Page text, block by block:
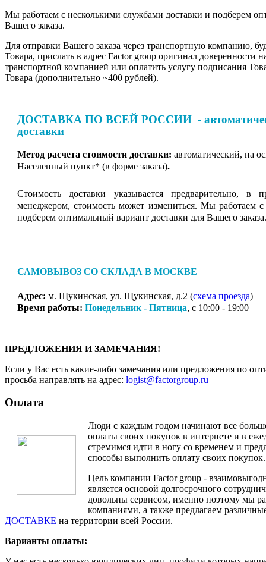
Мы работаем с несколькими службами доставки и подберем
Вашего заказа.
Для отправки Вашего заказа через транспортную компанию,
Товара, прислать в адрес Factor group оригинал доверенности
транспортной компанией или оплатить услугу подписания
Товара (дополнительно ~400 рублей).
ДОСТАВКА ПО ВСЕЙ РОССИИ -
доставки
Метод расчета стоимости доставки: автоматический, на
Населенный пункт* (в форме заказа).
Стоимость доставки указывается предварительно, в
менеджером, стоимость может измениться. Мы работаем
подберем оптимальный вариант доставки для Вашего заказа.
САМОВЫВОЗ СО СКЛАДА В МОСКВЕ
Адрес: м. Щукинская, ул. Щукинская, д.2 (схема проезда)
Время работы: Понедельник - Пятница, с 10:00 - 19:00
ПРЕДЛОЖЕНИЯ И ЗАМЕЧАНИЯ!
Если у Вас есть какие-либо замечания или предложения по
просьба направлять на адрес: logist@factorgroup.ru
Оплата
Люди с каждым годом начинают все
оплаты своих покупок в интернете и в
стремимся идти в ногу со временем и
способы выполнить оплату своих покупок.
Цель компании Factor group -
является основой долгосрочного
довольны сервисом, именно поэтому мы
компаниями, а также предлагаем
ДОСТАВКЕ на территории всей России.
Варианты оплаты: